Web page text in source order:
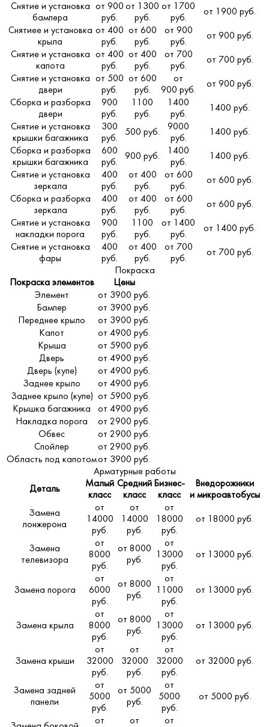
Снятие и установка
бампера
от 900
руб.
от 1300
руб.
от 1700
руб.
от 1900 руб.
Снятиее и установка
крыла
от 400
руб.
от 600
руб.
от 900
руб.
от 900 руб.
Снятие и установка
капота
от 400
руб.
от 400
руб.
от 700
руб.
от 700 руб.
Снятие и установка
двери
от 500
руб.
от 600
руб.
от
900 руб.
от 900 руб.
Сборка и разборка
двери
900
руб.
1100
руб.
1400
руб.
1400 руб.
Снятие и установка
крышки багажника
300
руб.
500 руб.
9000
руб.
1400 руб.
Сборка и разборка
крышки багажника
600
руб.
900 руб.
1400
руб.
1400 руб.
Снятие и установка
зеркала
400
руб.
от 400
руб.
от 600
руб.
от 600 руб.
Сборка и разборка
зеркала
400
руб.
от 400
руб.
от 600
руб.
от 600 руб.
Снятие и установка
накладки порога
900
руб.
1100
руб.
от 1400
руб.
от 1400 руб.
Снятие и установка
фары
400
руб.
от 400
руб.
от 700
руб.
от 700 руб.
Покраска
Покраска элементов
Цены
Элемент
от 3900 руб.
Бампер
от 3900 руб.
Переднее крыло
от 3900 руб.
Капот
от 4900 руб.
Крыша
от 5900 руб.
Дверь
от 4900 руб.
Дверь (купе)
от 4900 руб.
Заднее крыло
от 4900 руб.
Заднее крыло (купе) от 5900 руб.
Крышка багажника
от 4900 руб.
Накладка порога
от 2900 руб.
Обвес
от 2900 руб.
Спойлер
от 2900 руб.
Область под капотомот 3900 руб.
Арматурные работы
Деталь
Малый
класс
Средний
класс
Бизнес-
класс
Внедорожники
и микроавтобусы
Замена
лонжерона
от
14000
руб.
от
14000
руб.
от
18000
руб.
от 18000 руб.
Замена
телевизора
от
8000
руб.
от 8000
руб.
от
13000
руб.
от 13000 руб.
Замена порога
от
6000
руб.
от 8000
руб.
от
11000
руб.
от 13000 руб.
Замена крыла
от
8000
руб.
от 8000
руб.
от
13000
руб.
от 13000 руб.
Замена крыши
от
32000
руб.
от
32000
руб.
от
32000
руб.
от 32000 руб.
Замена задней
панели
от
5000
руб.
от 5000
руб.
от
5000
руб.
от 5000 руб.
от от от